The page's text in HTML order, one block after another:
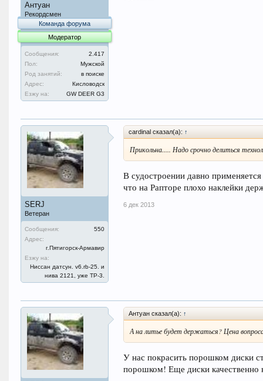
Антуан
Рекордсмен
Команда форума
Модератор
Сообщения:
2.417
Пол:
Мужской
Род занятий:
в поиске
Адрес:
Кисловодск
Езжу на:
GW DEER G3
SERJ
Ветеран
Сообщения:
550
Адрес:
г.Пятигорск-Армавир
Езжу на:
Ниссан датсун. v6.rb-25. и
нива 2121, уже ТР-3.
cardinal сказал(а): ↑
Прикольна..... Надо срочно делиться
В судостроении давно
что на Рапторе плохо наклейки
6 дек 2013
Антуан сказал(а): ↑
А на литье будет держаться? Цена
У нас покрасить порошком диски
порошком! Еще диски качественно